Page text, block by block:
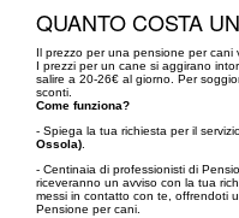
QUANTO COSTA
Il prezzo per una pensione per
I prezzi per un cane si aggirano
salire a 20-26€ al giorno. Per
sconti.
Come funziona?
- Spiega la tua richiesta per il
Ossola)
- Centinaia di professionisti di
riceveranno un avviso con la tua
messi in contatto con te, offrendoti
Pensione per cani.